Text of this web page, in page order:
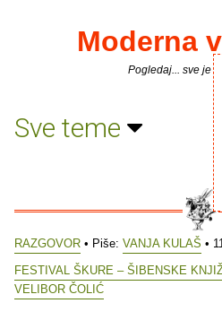
Moderna
Pogledaj... sve je
Sve teme
RAZGOVOR • Piše: VANJA KULAŠ •
FESTIVAL ŠKURE – ŠIBENSKE
VELIBOR ČOLIĆ